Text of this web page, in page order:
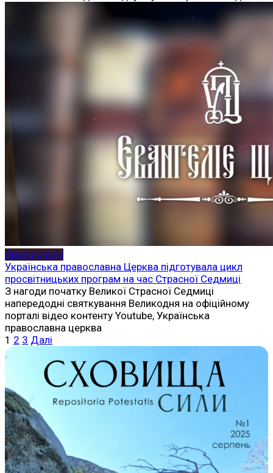
Православ'я
Українська православна Церква підготувала цикл
просвітницьких програм на час Страсної Седмиці
З нагоди початку Великої Страсної Седмиці
напередодні святкування Великодня на офіційному
порталі відео контенту Youtube, Українська
православна церква
Пагінація
записів
1 2 3 Далі